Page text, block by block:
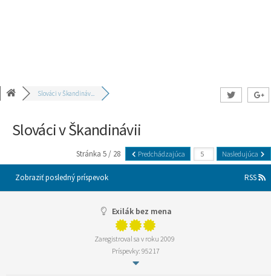
Slováci v Škandináv...
Slováci v Škandinávii
Stránka 5 / 28 Predchádzajúca Nasledujúca
Zobraziť posledný príspevok RSS
Exilák bez mena
Zaregistroval sa v roku 2009
Príspevky: 95217